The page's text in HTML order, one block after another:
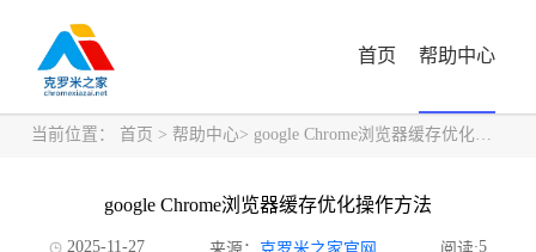
首页 帮助中心
当前位置： 首页 > 帮助中心> google Chrome浏览器缓存优化操作方法
google Chrome浏览器缓存优化操作方法
2025-11-27 5